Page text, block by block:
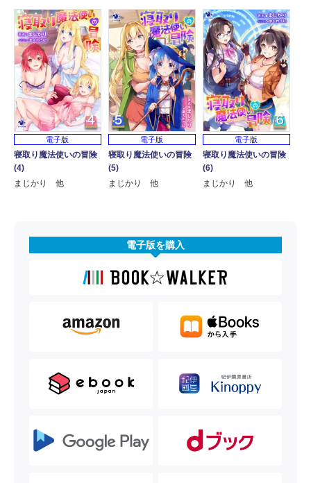
電子版
寝取り魔法使いの冒険
(4)
まじかり 他
電子版
寝取り魔法使いの冒険
(5)
まじかり 他
電子版
寝取り魔法使いの冒険
(6)
まじかり 他
電子版を購入